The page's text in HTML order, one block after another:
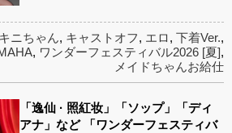
ニちゃん, キャストオフ, エロ, 下着Ver.,
, ワンダーフェスティバル2026 [夏],
メイドちゃんお給仕
「逸仙 · 照紅妆」「ソップ」「ディ
アナ」など 「ワンダーフェスティバ